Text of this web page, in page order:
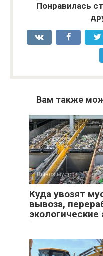
Понравилась
Вам также
Вывоз мусора
Куда увозят
вывоза,
экологические